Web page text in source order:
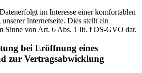
im Interesse einer komfortablen
Internetseite. Dies stellt ein
Sinne von Art. 6 Abs. 1 lit. f DS-GVO dar.
bei Eröffnung eines
zur Vertragsabwicklung